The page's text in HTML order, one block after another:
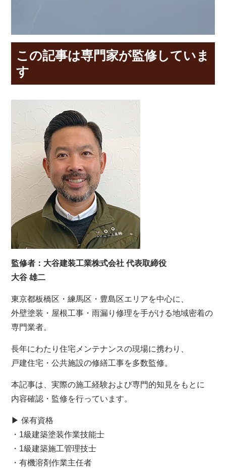
この記事は専門家が監修していま
す
監修者：大谷建装工業株式会社 代表取締役
大谷 雄二
東京都板橋区・練馬区・豊島区エリアを中心に、
外壁塗装・屋根工事・雨漏り修理を手がける地域密着の
専門業者。
長年にわたり住宅メンテナンスの現場に携わり、
戸建住宅・公共施設の修繕工事を多数監修。
本記事は、実際の施工経験および専門的知見をもとに
内容確認・監修を行っています。
▶ 保有資格
・1級建築塗装作業技能士
・1級建築施工管理技士
・有機溶剤作業主任者